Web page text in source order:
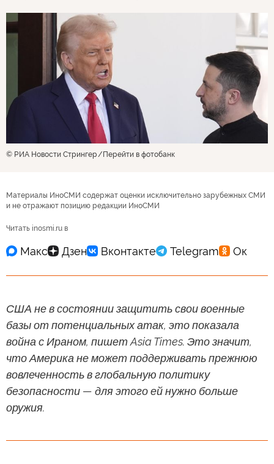
© РИА Новости Стрингер Перейти в фотобанк
Материалы ИноСМИ содержат оценки исключительно зарубежных СМИ
и не отражают позицию редакции ИноСМИ
Читать inosmi.ru в
США не в состоянии защитить свои военные
базы от потенциальных атак, это показала
война с Ираном, пишет Asia Times. Это значит,
что Америка не может поддерживать прежнюю
вовлеченность в глобальную политику
безопасности — для этого ей нужно больше
оружия.